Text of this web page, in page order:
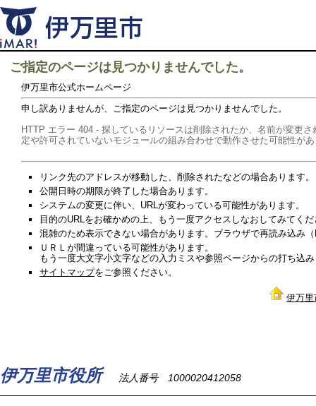
ご指定のページは見つかりませんでした。
伊万里市公式ホームページ
申し訳ありませんが、ご指定のページは見つかりませんでした。
HTTP エラー 404 - 探しているリソースは削除されたか、名前が変更
定や許可されていないモジュールの組み合わせで動作させた可能性が
リンク先のアドレスが移動した、削除されたなどの場合あります。
公開日時の期限が終了した場合あります。
システムの変更に伴い、URLが変わっている可能性があります。
目的のURLをお確かめの上、もう一度アクセスしなおしてみてく
混雑のため表示できない場合があります。ブラウザで再読み込み
ＵＲＬが間違っている可能性があります。
もう一度大文字小文字などの入力ミスや参照ページからの打ち込
サイトマップをご参照ください。
伊万里
伊万里市役所 法人番号 1000020412058